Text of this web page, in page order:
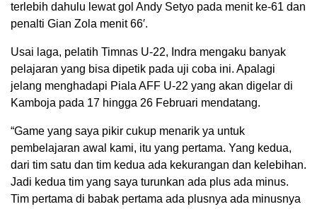
terlebih dahulu lewat gol Andy Setyo pada menit ke-61 dan
penalti Gian Zola menit 66′.
Usai laga, pelatih Timnas U-22, Indra mengaku banyak
pelajaran yang bisa dipetik pada uji coba ini. Apalagi
jelang menghadapi Piala AFF U-22 yang akan digelar di
Kamboja pada 17 hingga 26 Februari mendatang.
“Game yang saya pikir cukup menarik ya untuk
pembelajaran awal kami, itu yang pertama. Yang kedua,
dari tim satu dan tim kedua ada kekurangan dan kelebihan.
Jadi kedua tim yang saya turunkan ada plus ada minus.
Tim pertama di babak pertama ada plusnya ada minusnya